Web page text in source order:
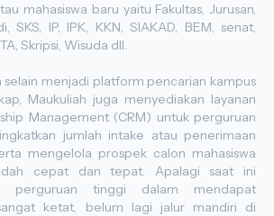
mahasiswa baru yaitu Fakultas, Jurusan,
SKS, IP, IPK, KKN, SIAKAD, BEM, senat,
Skripsi, Wisuda dll.
selain menjadi platform pencarian kampus
Maukuliah juga menyediakan layanan
Management (CRM) untuk perguruan
jumlah intake atau penerimaan
mengelola prospek calon mahasiswa
cepat dan tepat. Apalagi saat ini
perguruan tinggi dalam mendapat
ketat, belum lagi jalur mandiri di